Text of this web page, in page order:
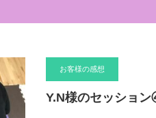
お客様の感想
Y.N様のセッショ